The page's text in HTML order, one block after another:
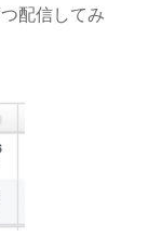
配信してみ